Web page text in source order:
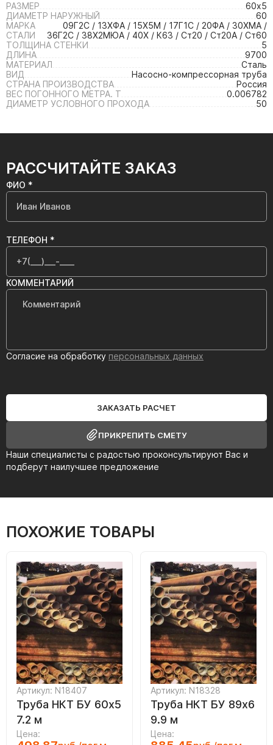
РАЗМЕР
60х5
ДИАМЕТР НАРУЖНЫЙ
60
МАРКА
СТАЛИ
09Г2С / 13ХФА / 15Х5М / 17Г1С / 20ФА / 30ХМА /
36Г2С / 38Х2МЮА / 40Х / К63 / Ст20 / Ст20А / Ст60
ТОЛЩИНА СТЕНКИ
5
ДЛИНА
9700
МАТЕРИАЛ
Сталь
ВИД
Насосно-компрессорная труба
СТРАНА ПРОИЗВОДСТВА
Россия
ВЕС ПОГОННОГО МЕТРА. Т
0.006782
ДИАМЕТР УСЛОВНОГО ПРОХОДА
50
РАССЧИТАЙТЕ ЗАКАЗ
Наши специалисты с радостью проконсультируют Вас и
подберут наилучшее предложение
ФИО *
ТЕЛЕФОН *
КОММЕНТАРИЙ
Согласие на обработку персональных данных
ЗАКАЗАТЬ РАСЧЕТ
ПРИКРЕПИТЬ СМЕТУ
ПОХОЖИЕ ТОВАРЫ
Артикул: N18407
Труба НКТ БУ 60х5
7.2 м
Цена:
Артикул: N18328
Труба НКТ БУ 89х6
9.9 м
Цена: